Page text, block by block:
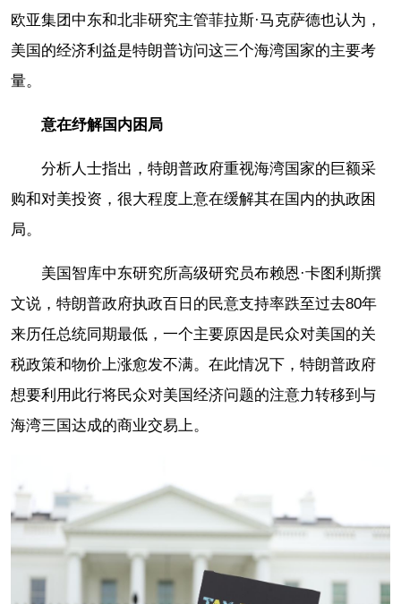
欧亚集团中东和北非研究主管菲拉斯·马克萨德也认为，
美国的经济利益是特朗普访问这三个海湾国家的主要考
量。
意在纾解国内困局
分析人士指出，特朗普政府重视海湾国家的巨额采
购和对美投资，很大程度上意在缓解其在国内的执政困
局。
美国智库中东研究所高级研究员布赖恩·卡图利斯撰
文说，特朗普政府执政百日的民意支持率跌至过去80年
来历任总统同期最低，一个主要原因是民众对美国的关
税政策和物价上涨愈发不满。在此情况下，特朗普政府
想要利用此行将民众对美国经济问题的注意力转移到与
海湾三国达成的商业交易上。